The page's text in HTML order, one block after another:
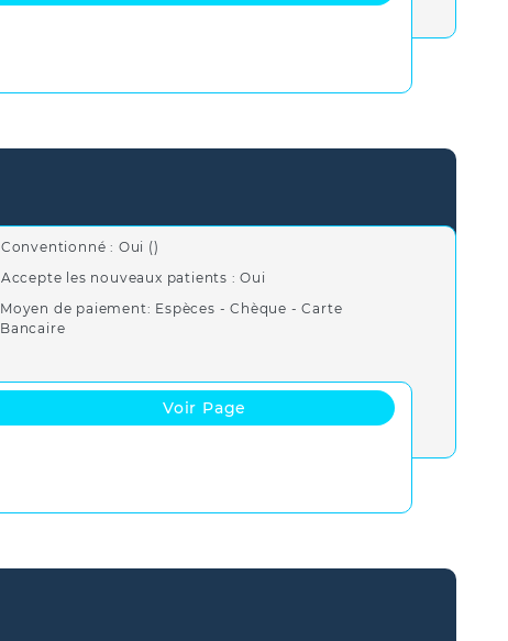
Conventionné : Oui ()
Accepte les nouveaux patients : Oui
Moyen de paiement: Espèces - Chèque - Carte
Bancaire
Voir Page